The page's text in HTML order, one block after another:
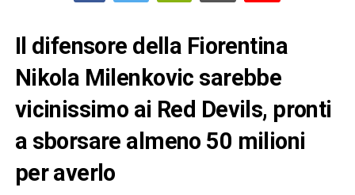
Il difensore della Fiorentina
Nikola Milenkovic sarebbe
vicinissimo ai Red Devils, pronti
a sborsare almeno 50 milioni
per averlo